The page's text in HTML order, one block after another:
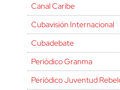
Canal Caribe
Cubavisión Internacional
Cubadebate
Periódico Granma
Periódico Juventud